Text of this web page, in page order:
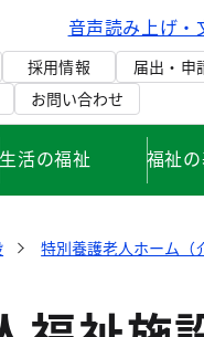
音声読み上げ・
採用情報 届出・申
お問い合わせ
生活の福祉 福祉
特別養護老人ホーム（